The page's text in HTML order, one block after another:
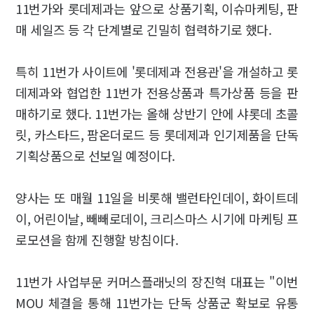
11번가와 롯데제과는 앞으로 상품기획, 이슈마케팅, 판
매 세일즈 등 각 단계별로 긴밀히 협력하기로 했다.
특히 11번가 사이트에 '롯데제과 전용관'을 개설하고 롯
데제과와 협업한 11번가 전용상품과 특가상품 등을 판
매하기로 했다. 11번가는 올해 상반기 안에 샤롯데 초콜
릿, 카스타드, 팜온더로드 등 롯데제과 인기제품을 단독
기획상품으로 선보일 예정이다.
양사는 또 매월 11일을 비롯해 밸런타인데이, 화이트데
이, 어린이날, 빼빼로데이, 크리스마스 시기에 마케팅 프
로모션을 함께 진행할 방침이다.
11번가 사업부문 커머스플래닛의 장진혁 대표는 "이번
MOU 체결을 통해 11번가는 단독 상품군 확보로 유통